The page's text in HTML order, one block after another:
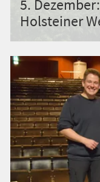
5.
Holsteiner